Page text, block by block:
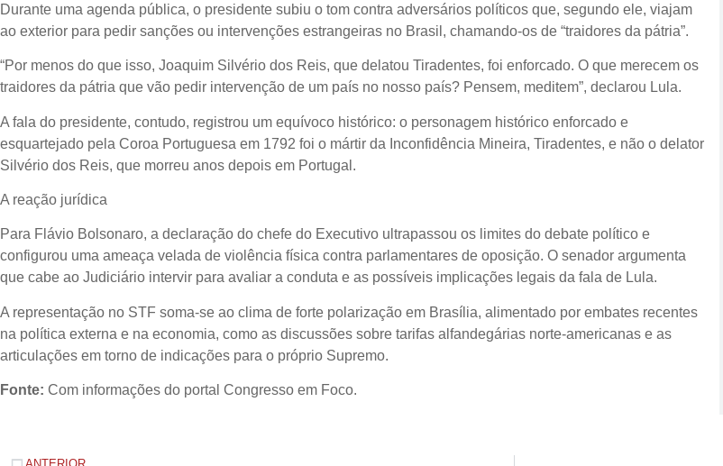
Durante uma agenda pública, o presidente subiu o tom contra adversários políticos que, segundo ele, viajam
ao exterior para pedir sanções ou intervenções estrangeiras no Brasil, chamando-os de “traidores da pátria”.
“Por menos do que isso, Joaquim Silvério dos Reis, que delatou Tiradentes, foi enforcado. O que merecem os
traidores da pátria que vão pedir intervenção de um país no nosso país? Pensem, meditem”, declarou Lula.
A fala do presidente, contudo, registrou um equívoco histórico: o personagem histórico enforcado e
esquartejado pela Coroa Portuguesa em 1792 foi o mártir da Inconfidência Mineira, Tiradentes, e não o delator
Silvério dos Reis, que morreu anos depois em Portugal.
A reação jurídica
Para Flávio Bolsonaro, a declaração do chefe do Executivo ultrapassou os limites do debate político e
configurou uma ameaça velada de violência física contra parlamentares de oposição. O senador argumenta
que cabe ao Judiciário intervir para avaliar a conduta e as possíveis implicações legais da fala de Lula.
A representação no STF soma-se ao clima de forte polarização em Brasília, alimentado por embates recentes
na política externa e na economia, como as discussões sobre tarifas alfandegárias norte-americanas e as
articulações em torno de indicações para o próprio Supremo.
Fonte: Com informações do portal Congresso em Foco.